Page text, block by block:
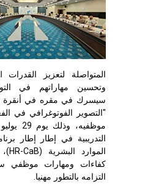
المتواصلة لتعزيز القدرات
وتحسين مهاراتهم في
سيسرك في مقره في أنقرة
"التصوير الفوتوغرافي في
التدريبية في إطار إطار
الموارد البشرية ( HR-CaB)،
كفاءات ومهارات موظفي
التزامه بالتطور مهنيا.